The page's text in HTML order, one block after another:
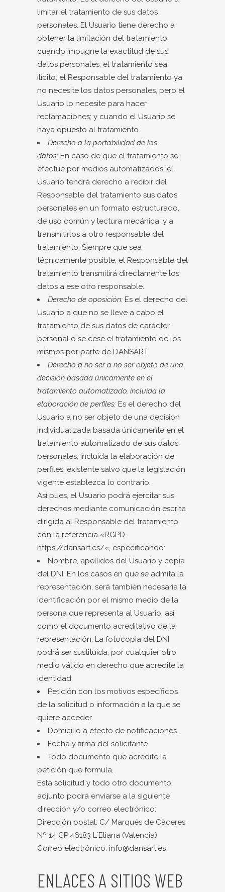
limitar el tratamiento de sus datos
personales. El Usuario tiene derecho a
obtener la limitación del tratamiento
cuando impugne la exactitud de sus
datos personales; el tratamiento sea
ilícito; el Responsable del tratamiento ya
no necesite los datos personales, pero el
Usuario lo necesite para hacer
reclamaciones; y cuando el Usuario se
haya opuesto al tratamiento.
Derecho a la portabilidad de los
datos: En caso de que el tratamiento se
efectúe por medios automatizados, el
Usuario tendrá derecho a recibir del
Responsable del tratamiento sus datos
personales en un formato estructurado,
de uso común y lectura mecánica, y a
transmitirlos a otro responsable del
tratamiento. Siempre que sea
técnicamente posible, el Responsable del
tratamiento transmitirá directamente los
datos a ese otro responsable.
Derecho de oposición: Es el derecho del
Usuario a que no se lleve a cabo el
tratamiento de sus datos de carácter
personal o se cese el tratamiento de los
mismos por parte de DANSART.
Derecho a no ser a no ser objeto de una
decisión basada únicamente en el
tratamiento automatizado, incluida la
elaboración de perfiles: Es el derecho del
Usuario a no ser objeto de una decisión
individualizada basada únicamente en el
tratamiento automatizado de sus datos
personales, incluida la elaboración de
perfiles, existente salvo que la legislación
vigente establezca lo contrario.
Así pues, el Usuario podrá ejercitar sus
derechos mediante comunicación escrita
dirigida al Responsable del tratamiento
con la referencia «RGPD-
https://dansart.es/«, especificando:
Nombre, apellidos del Usuario y copia
del DNI. En los casos en que se admita la
representación, será también necesaria la
identificación por el mismo medio de la
persona que representa al Usuario, así
como el documento acreditativo de la
representación. La fotocopia del DNI
podrá ser sustituida, por cualquier otro
medio válido en derecho que acredite la
identidad.
Petición con los motivos específicos
de la solicitud o información a la que se
quiere acceder.
Domicilio a efecto de notificaciones.
Fecha y firma del solicitante.
Todo documento que acredite la
petición que formula.
Esta solicitud y todo otro documento
adjunto podrá enviarse a la siguiente
dirección y/o correo electrónico:
Dirección postal: C/ Marqués de Cáceres
Nº 14 CP:46183 L´Eliana (Valencia)
Correo electrónico: info@dansart.es
ENLACES A SITIOS WEB